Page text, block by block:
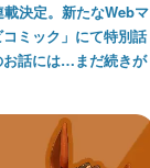
決定。新たなWebマ
ミック」にて特別話
話には…まだ続きが